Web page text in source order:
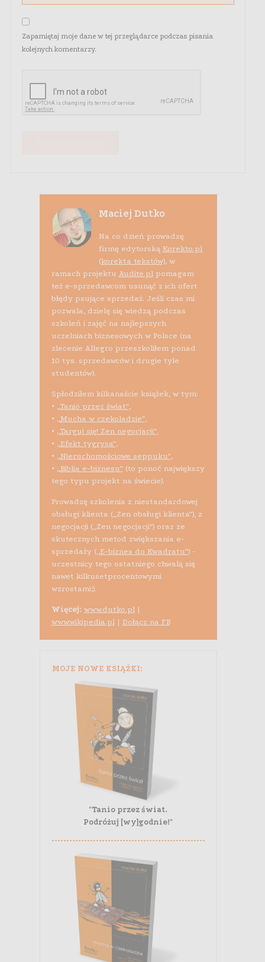
Zapamiętaj moje dane w tej przeglądarce podczas pisania
kolejnych komentarzy.
Maciej Dutko
Na co dzień prowadzę
firmę edytorską Korekto.pl
(korekta tekstów), w
ramach projektu Audite.plpomagam
też e-sprzedawcom usunąć z ich ofert
błędy psujące sprzedaż. Jeśli czas mi
pozwala, dzielę się wiedzą podczas
szkoleń i zajęć na najlepszych
uczelniach biznesowych w Polsce (na
zlecenie Allegro przeszkoliłem ponad
10 tys. sprzedawców i drugie tyle
studentów).
Spłodziłem kilkanaście książek, w tym:
• „Tanio przez świat”,
• „Mucha w czekoladzie”,
• „Targuj się! Zen negocjacji”,
• „Efekt tygrysa”,
• „Nieruchomościowe seppuku”,
• „Biblia e-biznesu”(to ponoć największy
tego typu projekt na świecie).
Prowadzę szkolenia z niestandardowej
obsługi klienta („Zen obsługi klienta”), z
negocjacji („Zen negocjacji”) oraz ze
skutecznych metod zwiększania e-
sprzedaży („E-biznes do Kwadratu”) -
uczestnicy tego ostatniego chwalą się
nawet kilkusetprocentowymi
wzrostami;).
Więcej: www.dutko.pl|
www.wikipedia.pl| Dołącz na FB
MOJE NOWE KSIĄŻKI:
"Tanio przez świat.
Podróżuj [wy]godnie!"